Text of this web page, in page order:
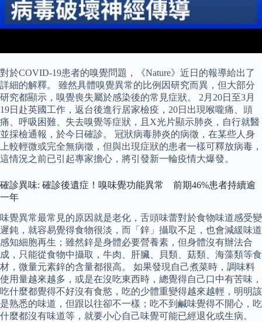
對於COVID-19患者的嗅覺問題，《Nature》近日的報導給出了
詳細的解釋。 雖然具體嗅覺異常的比例因研究而異，但大部分
研究都顯示，嗅覺喪失屬於感染後的常見症狀。 2月20日至3月
19日赴英國工作，返台後進行居家檢疫，20日出現喉嚨痛、頭
痛、呼吸困難、失去嗅覺等症狀，且X光片顯示肺炎，自行就醫
並採檢通報，於今日確診。 冠狀病毒肺炎的病徵，在某些人身
上較輕微或完全無病徵，但與出現症狀的患者一樣可釋放病毒，
這情況之前已引起專家擔心，將引發新一輪疫情大爆發。
確診異味: 確診後遺症！嗅味覺功能異常 前期46%患者持續逾
一年
味覺異常最常見的原因就是老化，舌頭味蕾對於食物味道感受變
遲鈍，就容易覺得食物很淡，而「鋅」攝取不足，也會減緩味道
感知細胞再生；雖然鋅是身體必要營養素，但身體沒有辦法合
成，只能從食物中攝取，牛肉、肝臟、貝類、菇類、海藻類等食
材，微量元素鋅的含量都很高。 如果發現自己煮菜時，調味料
使用量越來越多，或是在沒吃東西時，總覺得自己口中有苦味，
吃什麼都覺得不好沒有食慾，吃的少體重變得越來越輕，明明該
是熟悉的味道，但跟以往卻不一樣；吃不到鹹味覺得不開心，吃
什麼都沒有味道等，就要小心自己味覺可能已經退化或生病。